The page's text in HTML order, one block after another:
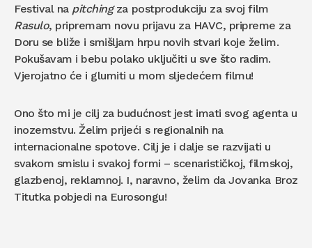
Festival na pitchingza postprodukciju za svoj film
Rasulo, pripremam novu prijavu za HAVC, pripreme za
Doru se bliže i smišljam hrpu novih stvari koje želim.
Pokušavam i bebu polako uključiti u sve što radim.
Vjerojatno će i glumiti u mom sljedećem filmu!
Ono što mi je cilj za budućnost jest imati svog agenta u
inozemstvu. Želim prijeći s regionalnih na
internacionalne spotove. Cilj je i dalje se razvijati u
svakom smislu i svakoj formi – scenarističkoj, filmskoj,
glazbenoj, reklamnoj. I, naravno, želim da Jovanka Broz
Titutka pobjedi na Eurosongu!